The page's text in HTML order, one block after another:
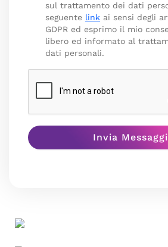
sul trattamento dei dati
seguente link ai sensi degli
GDPR ed esprimo il mio
libero ed informato al
dati personali.